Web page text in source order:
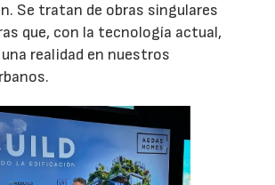
Se tratan de obras singulares
que, con la tecnología actual,
realidad en nuestros